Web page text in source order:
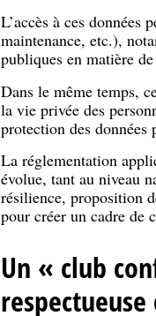
L’accès à ces
maintenance, etc.),
publiques en matière
Dans le même temps,
la vie privée des
protection des données
La réglementation
évolue, tant au niveau
résilience, proposition
pour créer un cadre de
Un « club